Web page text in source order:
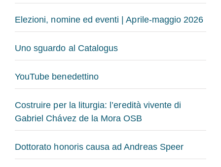
Elezioni, nomine ed eventi | Aprile-maggio 2026
Uno sguardo al Catalogus
YouTube benedettino
Costruire per la liturgia: l’eredità vivente di
Gabriel Chávez de la Mora OSB
Dottorato honoris causa ad Andreas Speer